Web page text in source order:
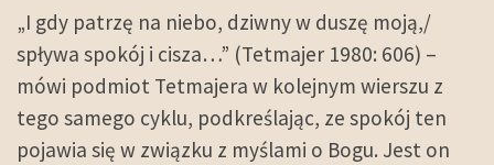
„I gdy patrzę na niebo, dziwny w duszę moją,/
spływa spokój i cisza…” (Tetmajer 1980: 606) –
mówi podmiot Tetmajera w kolejnym wierszu z
tego samego cyklu, podkreślając, ze spokój ten
pojawia się w związku z myślami o Bogu. Jest on